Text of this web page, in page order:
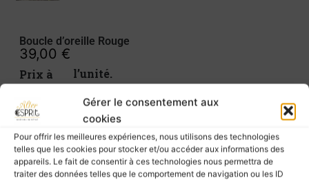
Gérer le consentement aux
cookies
Pour offrir les meilleures expériences, nous utilisons des technologies
telles que les cookies pour stocker et/ou accéder aux informations des
appareils. Le fait de consentir à ces technologies nous permettra de
traiter des données telles que le comportement de navigation ou les ID
Boucle d’oreille Rouge
39,00 €
Prix à l’unité.
Couleur : Rouge et noir
Fil : Linhasita en 1mm
Perle : Onyx mat et acier inoxydable doré.
Crochets d’oreilles en Laiton doré de 18mm :
certifié sans plomb, sans cadmium, sans nickel.